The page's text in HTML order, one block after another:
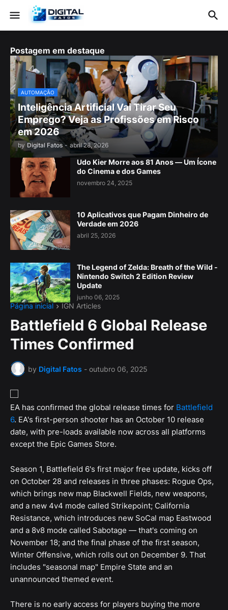
Postagem em destaque
AUTOMAÇÃO
Inteligência Artificial Vai Tirar Seu
Emprego? Veja as Profissões em Risco
em 2026
by Digital Fatos - abril 28, 2026
Udo Kier Morre aos 81 Anos — Um Ícone
do Cinema e dos Games
novembro 24, 2025
10 Aplicativos que Pagam Dinheiro de
Verdade em 2026
abril 25, 2026
The Legend of Zelda: Breath of the Wild -
Nintendo Switch 2 Edition Review
Update
junho 06, 2025
Página inicial IGN Articles
Battlefield 6 Global Release
Times Confirmed
by Digital Fatos - outubro 06, 2025
EA has confirmed the global release times for Battlefield
6. EA's first-person shooter has an October 10 release
date, with pre-loads available now across all platforms
except the Epic Games Store.
Season 1, Battlefield 6's first major free update, kicks off
on October 28 and releases in three phases: Rogue Ops,
which brings new map Blackwell Fields, new weapons,
and a new 4v4 mode called Strikepoint; California
Resistance, which introduces new SoCal map Eastwood
and a 8v8 mode called Sabotage — that's coming on
November 18; and the final phase of the first season,
Winter Offensive, which rolls out on December 9. That
includes "seasonal map" Empire State and an
unannounced themed event.
There is no early access for players buying the more